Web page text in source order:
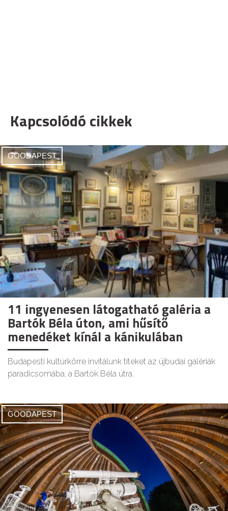
Kapcsolódó cikkek
GOODAPEST
11 ingyenesen látogatható galéria a
Bartók Béla úton, ami hűsítő
menedéket kínál a kánikulában
Budapesti kultúrkörre invitálunk titeket az újbudai galériák
paradicsomába, a Bartók Béla útra.
GOODAPEST